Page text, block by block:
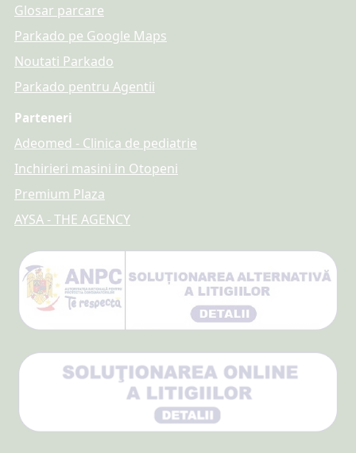
Glosar parcare
Parkado pe Google Maps
Noutati Parkado
Parkado pentru Agentii
Parteneri
Adeomed - Clinica de pediatrie
Inchirieri masini in Otopeni
Premium Plaza
AYSA - THE AGENCY